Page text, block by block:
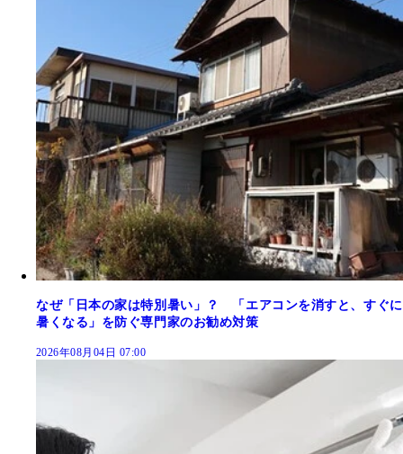
なぜ「日本の家は特別暑い」？ 「エアコンを消すと、すぐに
暑くなる」を防ぐ専門家のお勧め対策
2026年08月04日 07:00